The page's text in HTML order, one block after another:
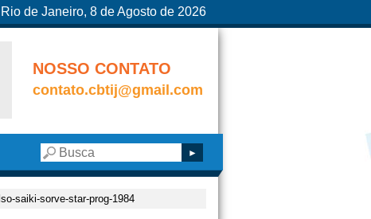
Rio de Janeiro, 8 de Agosto de 2026
NOSSO CONTATO
contato.cbtij@gmail.com
saiki-sorve-star-prog-1984